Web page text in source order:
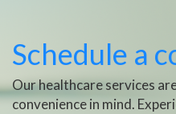
Schedule a
Our healthcare services
convenience in mind.